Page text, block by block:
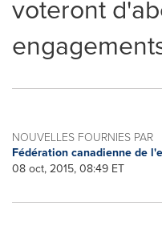
voteront
NOUVELLES FOURNIES PAR
Fédération canadienne de
08 oct, 2015, 08:49 ET